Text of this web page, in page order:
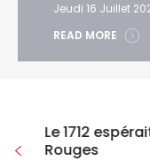
Jeudi 16 Juillet
READ MORE
Le 1712
Rouges